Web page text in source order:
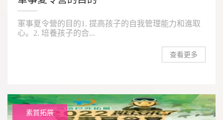
軍事夏令營的目的1. 提高孩子的自我管理能力和進取
心。2. 培養孩子的合...
查看更多
素質拓展